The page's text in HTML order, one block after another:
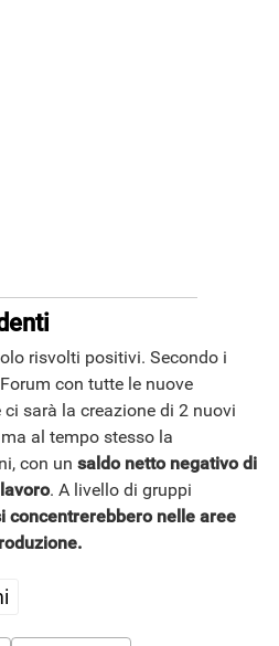
risvolti positivi. Secondo i
con tutte le nuove
sarà la creazione di 2 nuovi
al tempo stesso la
con un saldo netto negativo di
. A livello di gruppi
concentrerebbero nelle aree